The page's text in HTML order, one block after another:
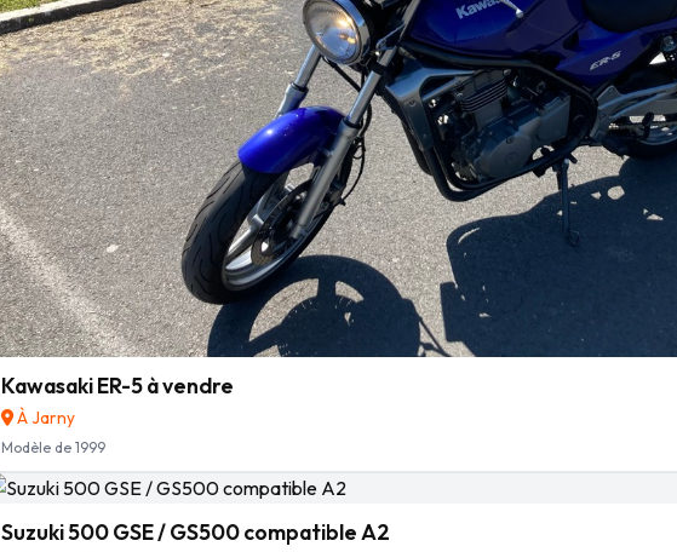
Kawasaki ER-5 à vendre
À Jarny
Modèle de 1999
Suzuki 500 GSE / GS500 compatible A2